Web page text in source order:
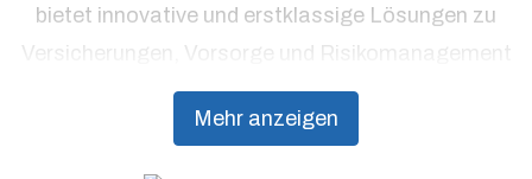
bietet innovative und erstklassige Lösungen zu
Versicherungen, Vorsorge und Risikomanagement
aus einer Hand. Individuelle Kundenorientierung
und hohe Beratungsqualität stehen dabei an
Mehr anzeigen